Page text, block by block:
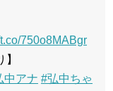
750o8MABgr
中アナ #弘中ちゃ